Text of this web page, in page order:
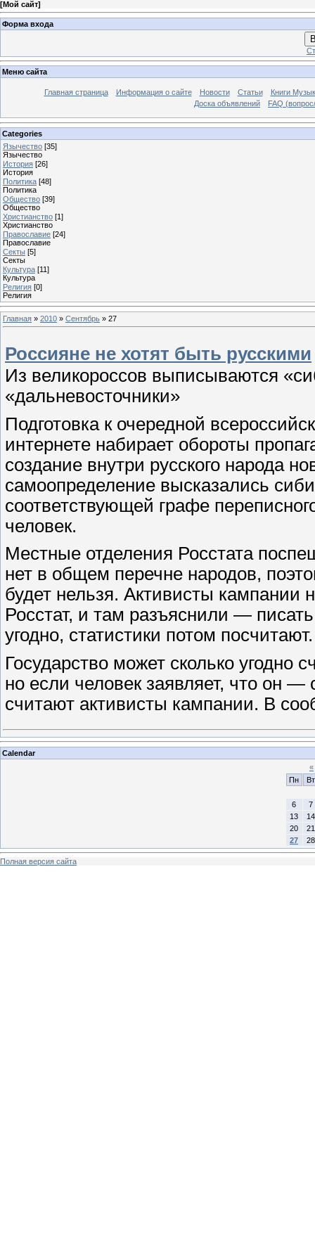
[Мой сайт]
Форма входа
Меню сайта
Главная страница Информация о сайте Новости Статьи
Книги
Доска объявлений
FAQ
Categories
Язычество [35]
Язычество
История [26]
История
Политика [48]
Политика
Общество [39]
Общество
Христианство [1]
Христианство
Православие [24]
Православие
Секты [5]
Секты
Культура [11]
Культура
Религия [0]
Религия
Главная » 2010 » Сентябрь » 27
Россияне не хотят быть русскими
Из великороссов выписываются
«дальневосточники»
Подготовка к очередной
интернете набирает обороты
создание внутри русского народа
самоопределение высказались
соответствующей графе
человек.
Местные отделения Росстата
нет в общем перечне народов,
будет нельзя. Активисты
Росстат, и там разъяснили —
угодно, статистики потом посчитают.
Государство может сколько угодно
но если человек заявляет, что он
считают активисты кампании. В
Calendar
«
Пн
Вт
6
7
13
14
20
21
27
28
Полная версия сайта